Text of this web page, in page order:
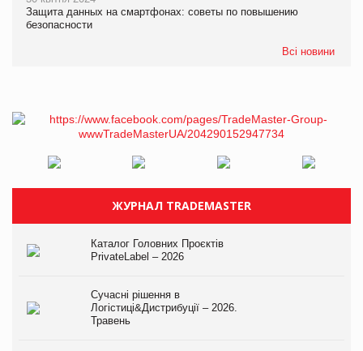
Защита данных на смартфонах: советы по повышению
безопасности
Всі новини
ЖУРНАЛ TRADEMASTER
Каталог Головних Проєктів
PrivateLabel – 2026
Сучасні рішення в
Логістиці&Дистрибуції – 2026.
Травень